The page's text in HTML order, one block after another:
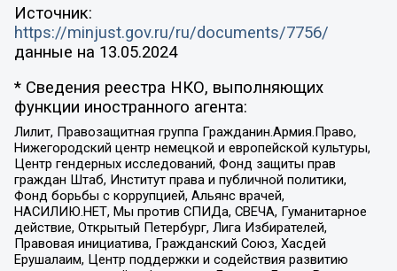
Источник:
https://minjust.gov.ru/ru/documents/7756/
данные на 13.05.2024
* Сведения реестра НКО, выполняющих
функции иностранного агента:
Лилит, Правозащитная группа Гражданин.Армия.Право,
Нижегородский центр немецкой и европейской культуры,
Центр гендерных исследований, Фонд защиты прав
граждан Штаб, Институт права и публичной политики,
Фонд борьбы с коррупцией, Альянс врачей,
НАСИЛИЮ.НЕТ, Мы против СПИДа, СВЕЧА, Гуманитарное
действие, Открытый Петербург, Лига Избирателей,
Правовая инициатива, Гражданский Союз, Хасдей
Ерушалаим, Центр поддержки и содействия развитию